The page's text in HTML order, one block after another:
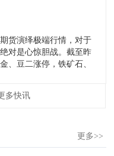
...
货演绎极端行情，对于
对是心惊胆战。截至昨
、豆二涨停，铁矿石、
多快讯
更多>>